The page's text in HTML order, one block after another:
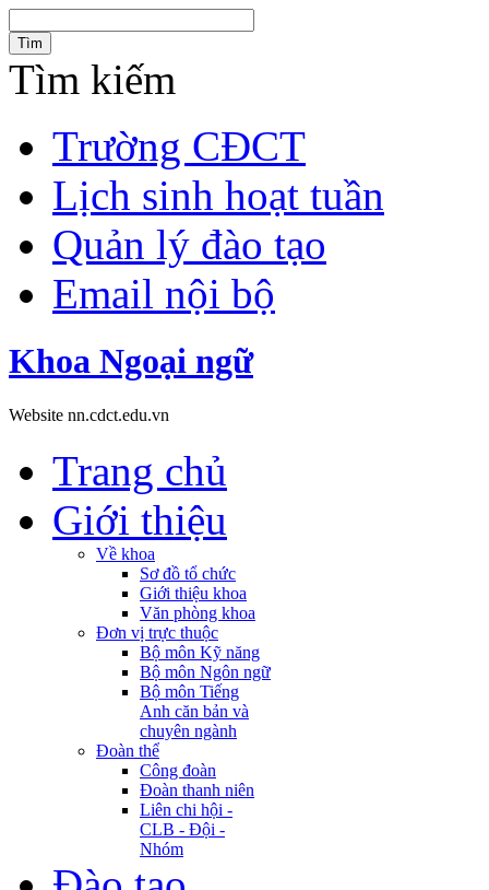
Tìm
Tìm kiếm
Trường CĐCT
Lịch sinh hoạt tuần
Quản lý đào tạo
Email nội bộ
Khoa Ngoại ngữ
Website nn.cdct.edu.vn
Trang chủ
Giới thiệu
Về khoa
Sơ đồ tổ chức
Giới thiệu khoa
Văn phòng khoa
Đơn vị trực thuộc
Bộ môn Kỹ năng
Bộ môn Ngôn ngữ
Bộ môn Tiếng
Anh căn bản và
chuyên ngành
Đoàn thể
Công đoàn
Đoàn thanh niên
Liên chi hội -
CLB - Đội -
Nhóm